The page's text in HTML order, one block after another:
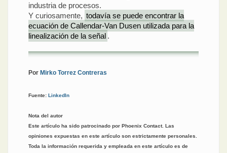
industria de procesos.
Y curiosamente, todavía se puede encontrar la
ecuación de Callendar-Van Dusen utilizada para la
linealización de la señal .
Por Mirko Torrez Contreras
Fuente: LinkedIn
Nota del autor
Este artículo ha sido patrocinado por Phoenix Contact. Las
opiniones expuestas en este artículo son estrictamente personales.
Toda la información requerida y empleada en este artículo es de